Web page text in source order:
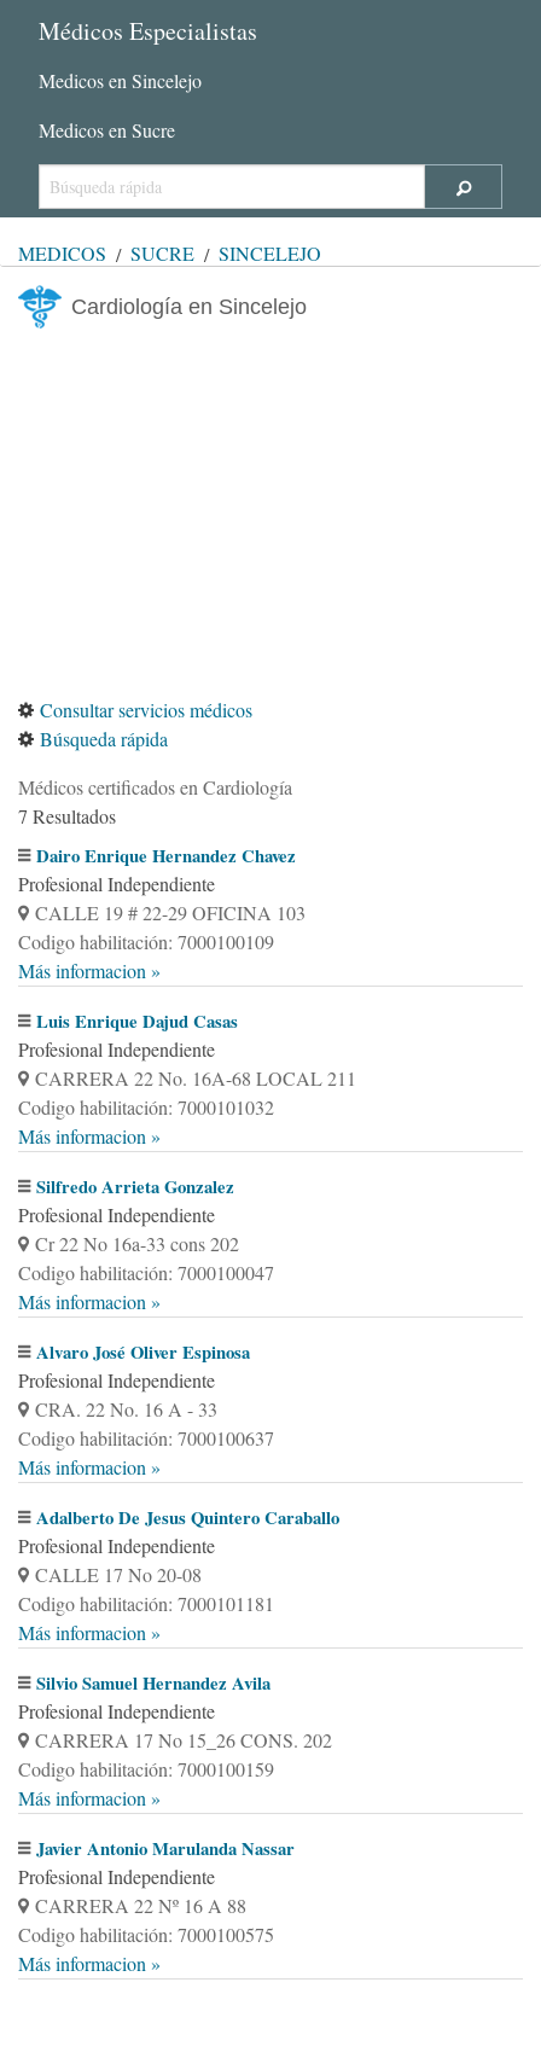
Médicos Especialistas
Medicos en Sincelejo
Medicos en Sucre
MÉDICOS SUCRE SINCELEJO
Cardiología en Sincelejo
Consultar servicios médicos
Búsqueda rápida
Médicos certificados en Cardiología
7 Resultados
Dairo Enrique Hernandez Chavez
Profesional Independiente
CALLE 19 # 22-29 OFICINA 103
Codigo habilitación: 7000100109
Más informacion »
Luis Enrique Dajud Casas
Profesional Independiente
CARRERA 22 No. 16A-68 LOCAL 211
Codigo habilitación: 7000101032
Más informacion »
Silfredo Arrieta Gonzalez
Profesional Independiente
Cr 22 No 16a-33 cons 202
Codigo habilitación: 7000100047
Más informacion »
Alvaro José Oliver Espinosa
Profesional Independiente
CRA. 22 No. 16 A - 33
Codigo habilitación: 7000100637
Más informacion »
Adalberto De Jesus Quintero Caraballo
Profesional Independiente
CALLE 17 No 20-08
Codigo habilitación: 7000101181
Más informacion »
Silvio Samuel Hernandez Avila
Profesional Independiente
CARRERA 17 No 15_26 CONS. 202
Codigo habilitación: 7000100159
Más informacion »
Javier Antonio Marulanda Nassar
Profesional Independiente
CARRERA 22 Nº 16 A 88
Codigo habilitación: 7000100575
Más informacion »